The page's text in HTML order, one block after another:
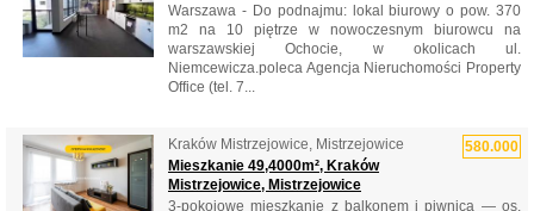
Warszawa - Do podnajmu: lokal biurowy o pow. 370
m2 na 10 piętrze w nowoczesnym biurowcu na
warszawskiej Ochocie, w okolicach ul.
Niemcewicza.poleca Agencja Nieruchomości Property
Office (tel. 7...
580.000
Kraków Mistrzejowice, Mistrzejowice
Mieszkanie 49,4000m², Kraków
Mistrzejowice, Mistrzejowice
3-pokojowe mieszkanie z balkonem i piwnicą — os.